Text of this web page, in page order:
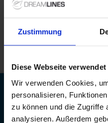
Zustimmung
Diese Webseite
Wir verwenden Cookies,
personalisieren,
zu können und die Zugriffe
analysieren. Außerdem
Sie haben die Möglichkeit,
https://
+498962826940
Erhalten Sie
& sichern Sie